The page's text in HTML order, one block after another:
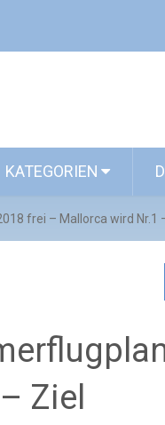
KATEGORIEN
frei – Mallorca wird Nr.1
Ziel